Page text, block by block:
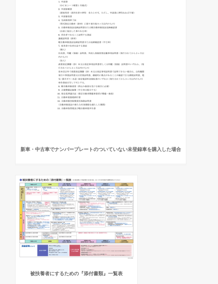
新車・中古車でナンバープレートのついていない未登録車を購入した場合
被扶養者にするための『添付書類』一覧表